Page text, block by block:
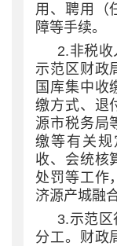
用、聘用（
障等手续。
2.非税
示范区财政
国库集中收
缴方式、退
源市税务局
缴等有关
收、会统核
处罚等工作
济源产城融
3.示范
分工。财政